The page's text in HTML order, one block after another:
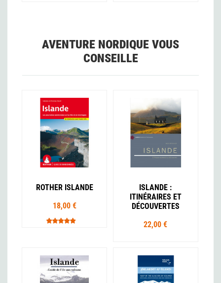
AVENTURE NORDIQUE VOUS
CONSEILLE
ROTHER ISLANDE
18,00 €
ISLANDE :
ITINÉRAIRES ET
DÉCOUVERTES
22,00 €